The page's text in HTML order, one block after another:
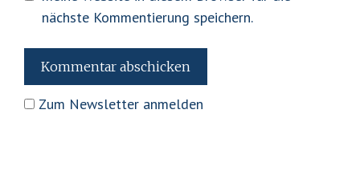
nächste Kommentierung speichern.
Zum Newsletter anmelden